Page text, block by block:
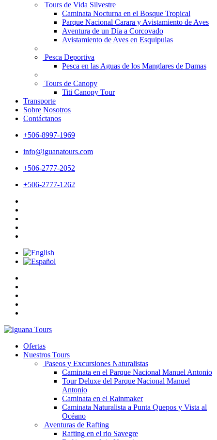
Tours de Vida Silvestre
Caminata Nocturna en el Bosque Tropical
Parque Nacional Carara y Avistamiento de Aves
Aventura de un Día a Corcovado
Avistamiento de Aves en Esquipulas
Pesca Deportiva
Pesca en las Aguas de los Manglares de Damas
Tours de Canopy
Titi Canopy Tour
Transporte
Sobre Nosotros
Contáctanos
+506-8997-1969
info@iguanatours.com
+506-2777-2052
+506-2777-1262
Ofertas
Nuestros Tours
Paseos y Excursiones Naturalistas
Caminata en el Parque Nacional Manuel Antonio
Tour Deluxe del Parque Nacional Manuel
Antonio
Caminata en el Rainmaker
Caminata Naturalista a Punta Quepos y Vista al
Océano
Aventuras de Rafting
Rafting en el rio Savegre